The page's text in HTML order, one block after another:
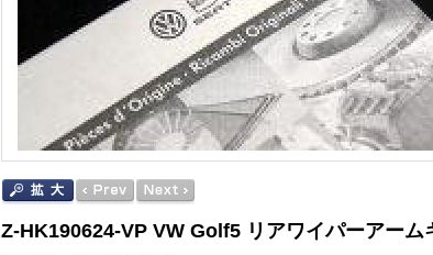
Z-HK190624-VP VW Golf5 リアワイパーアーム